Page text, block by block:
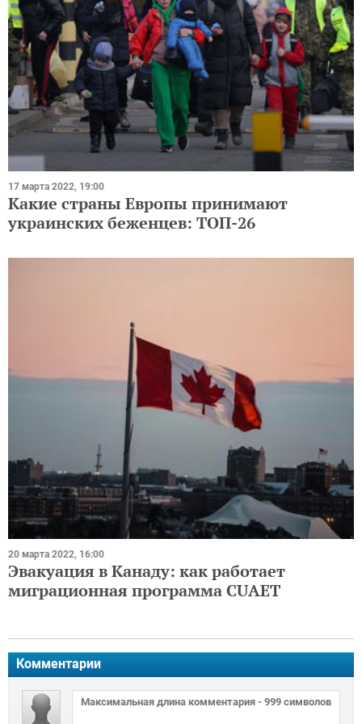
17 марта 2022, 19:00
Какие страны Европы принимают
украинских беженцев: ТОП-26
20 марта 2022, 16:00
Эвакуация в Канаду: как работает
миграционная программа CUAET
Комментарии